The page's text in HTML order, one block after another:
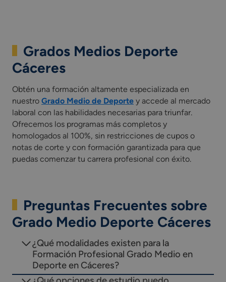
Grados Medios Deporte
Cáceres
Obtén una formación altamente especializada en
nuestro Grado Medio de Deporte y accede al mercado
laboral con las habilidades necesarias para triunfar.
Ofrecemos los programas más completos y
homologados al 100%, sin restricciones de cupos o
notas de corte y con formación garantizada para que
puedas comenzar tu carrera profesional con éxito.
Preguntas Frecuentes sobre
Grado Medio Deporte Cáceres
¿Qué modalidades existen para la
Formación Profesional Grado Medio en
Deporte en Cáceres?